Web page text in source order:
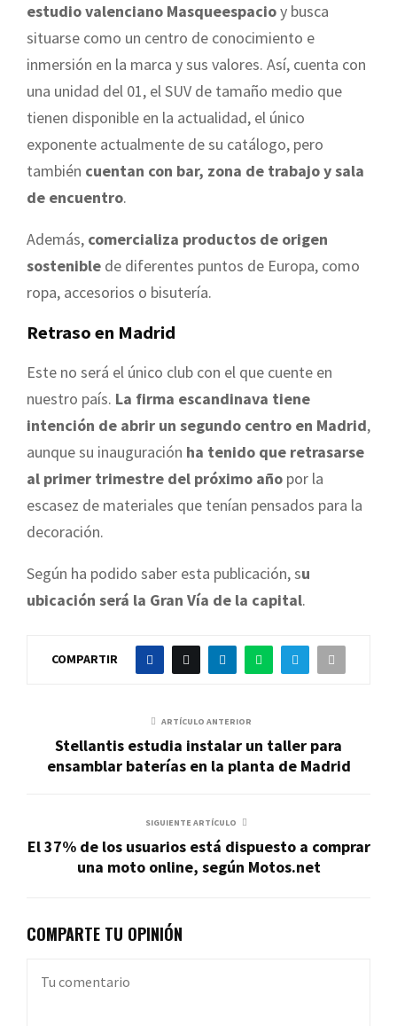
estudio valenciano Masqueespacioy busca
situarse como un centro de conocimiento e
inmersión en la marca y sus valores. Así, cuenta con
una unidad del 01, el SUV de tamaño medio que
tienen disponible en la actualidad, el único
exponente actualmente de su catálogo, pero
también cuentan con bar, zona de trabajo y sala
de encuentro.
Además, comercializa productos de origen
sostenible de diferentes puntos de Europa, como
ropa, accesorios o bisutería.
Retraso en Madrid
Este no será el único club con el que cuente en
nuestro país. La firma escandinava tiene
intención de abrir un segundo centro en Madrid,
aunque su inauguración ha tenido que retrasarse
al primer trimestre del próximo año por la
escasez de materiales que tenían pensados para la
decoración.
Según ha podido saber esta publicación, su
ubicación será la Gran Vía de la capital.
COMPARTIR
ARTÍCULO ANTERIOR
Stellantis estudia instalar un taller para
ensamblar baterías en la planta de Madrid
SIGUIENTE ARTÍCULO
El 37% de los usuarios está dispuesto a comprar
una moto online, según Motos.net
COMPARTE TU OPINIÓN